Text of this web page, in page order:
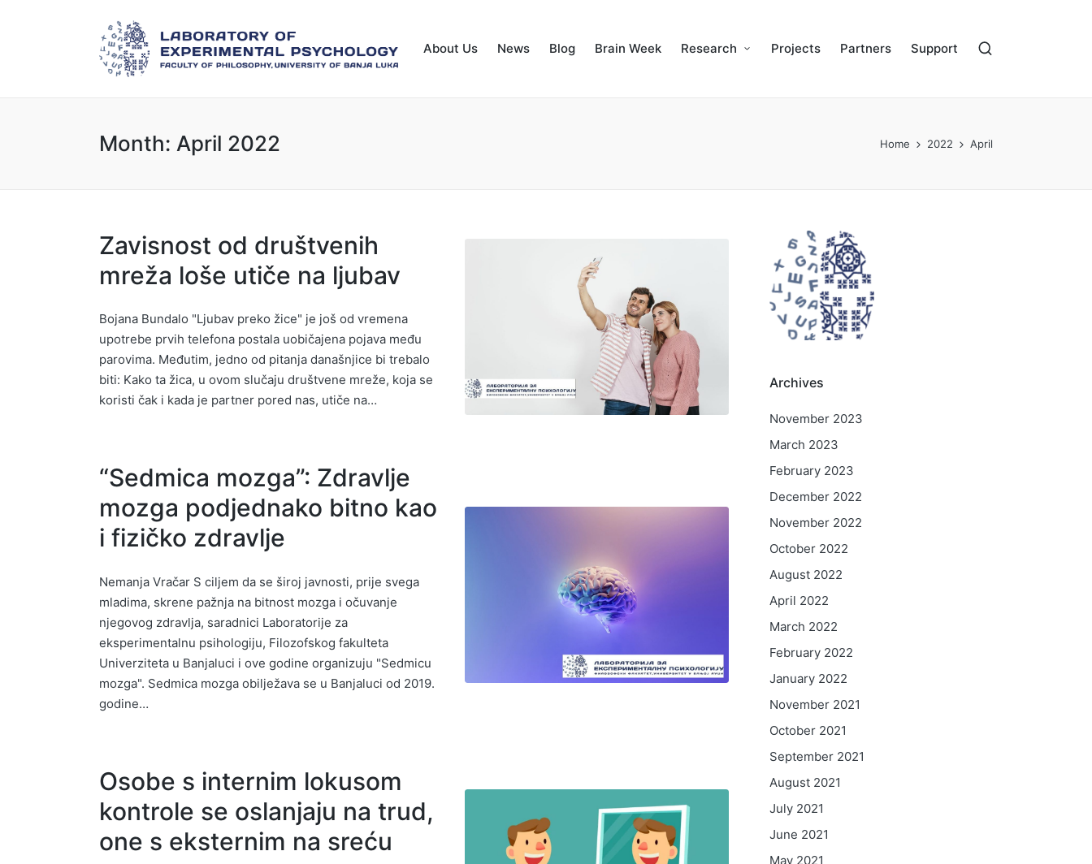
About Us News Blog Brain Week Research Projects Partners Support
Month: April 2022 Home 2022 April
Zavisnost od društvenih
mreža loše utiče na ljubav
Bojana Bundalo "Ljubav preko žice" je još od vremena
upotrebe prvih telefona postala uobičajena pojava među
parovima. Međutim, jedno od pitanja današnjice bi trebalo
biti: Kako ta žica, u ovom slučaju društvene mreže, koja se
koristi čak i kada je partner pored nas, utiče na…
“Sedmica mozga”: Zdravlje
mozga podjednako bitno kao
i fizičko zdravlje
Nemanja Vračar S ciljem da se široj javnosti, prije svega
mladima, skrene pažnja na bitnost mozga i očuvanje
njegovog zdravlja, saradnici Laboratorije za
eksperimentalnu psihologiju, Filozofskog fakulteta
Univerziteta u Banjaluci i ove godine organizuju "Sedmicu
mozga". Sedmica mozga obilježava se u Banjaluci od 2019.
godine…
Osobe s internim lokusom
kontrole se oslanjaju na trud,
one s eksternim na sreću
Archives
November 2023
March 2023
February 2023
December 2022
November 2022
October 2022
August 2022
April 2022
March 2022
February 2022
January 2022
November 2021
October 2021
September 2021
August 2021
July 2021
June 2021
May 2021